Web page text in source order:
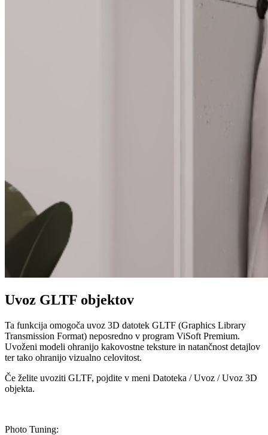
Uvoz GLTF objektov
Ta funkcija omogoča uvoz 3D datotek GLTF (Graphics Library
Transmission Format) neposredno v program ViSoft Premium.
Uvoženi modeli ohranijo kakovostne teksture in natančnost detajlov
ter tako ohranijo vizualno celovitost.
Če želite uvoziti GLTF, pojdite v meni Datoteka / Uvoz / Uvoz 3D
objekta.
Photo Tuning: